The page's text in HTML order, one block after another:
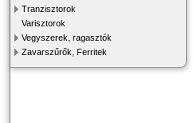
Tranzisztorok
Varisztorok
Vegyszerek, ragasztók
Zavarszűrők, Ferritek